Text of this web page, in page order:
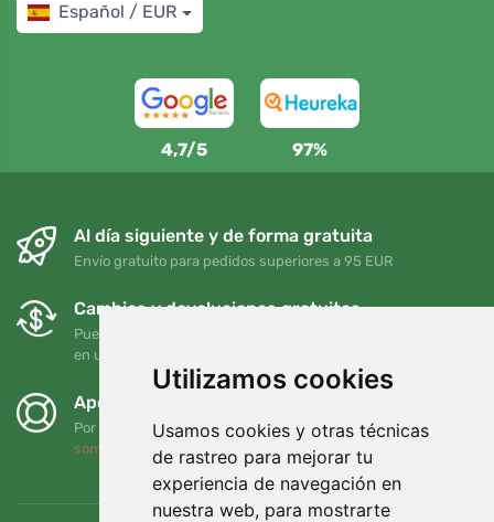
Utilizamos cookies
Usamos cookies y otras técnicas
de rastreo para mejorar tu
experiencia de navegación en
nuestra web, para mostrarte
Español / EUR
4,7/5 97%
Al día siguiente y de forma gratuita
Envío gratuito para pedidos superiores a 95 EUR
Cambios y devoluciones gratuitos
Puede devolver o cambiar su pedido en cualquier momento
en un plazo de 90 días
Apoyamos a Trees.org
Por cada pedido plantamos un árbol. Leer másQuiénes
somos